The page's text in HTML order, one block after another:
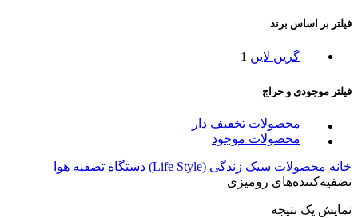
فیلتر بر اساس برند
گرین لاین 1
فیلتر موجودی و حراج
محصولات تخفیف دار
محصولات موجود
خانه محصولات سبک زندگی (Life Style)
دستگاه تصفیه هوا
تصفیه‌کننده‌های رومیزی
نمایش یک نتیجه